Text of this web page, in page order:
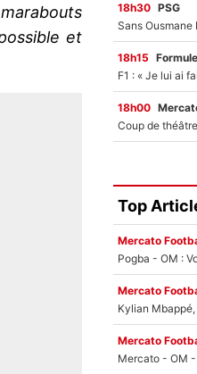
et
18h30 PSG
18h15
18h00
Top
Mercato
Pogba - OM :
Mercato
Kylian
Mercato